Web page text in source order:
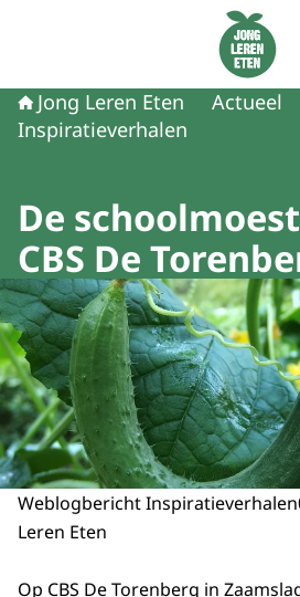
Naar de homepage
Jong Leren Eten
Actueel
Inspiratieverhalen
De
CBS De
Weblogbericht Inspiratieverhalen
Leren Eten
Op CBS De Torenberg in